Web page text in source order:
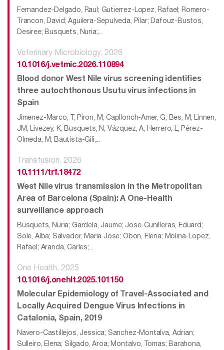
Fernandez-Delgado, Raul; Gutierrez-Lopez, Rafael; Romero-
Trancon, David; Aguilera-Sepulveda, Pilar; Dafouz-Bustos,
Desiree; Busquets, Nuria;...
Veterinary Microbiology. 2026
10.1016/j.vetmic.2026.110894
Blood donor West Nile virus screening identifies
three autochthonous Usutu virus infections in
Spain
Jimenez-Marco, T; Piron, M; Capllonch-Amer, G; Bes, M; Linnen,
JM; Livezey, K; Busquets, N; Vázquez, A; Herrero, L; Pérez-
Olmeda, M; Bautista-Gili,...
Transfusion. 2026
10.1111/trf.18472
West Nile virus transmission in the Metropolitan
Area of Barcelona (Spain): A One-Health
surveillance approach
Busquets, Nuria; Gardela, Jaume; Jose-Cunilleras, Eduard;
Sole, Alba; Salvador, Maria Jose; Obon, Elena; Molina-Lopez,
Rafael; Aranda, Carles;...
One Health. 2025
10.1016/j.onehlt.2025.101150
Molecular Epidemiology of Travel-Associated and
Locally Acquired Dengue Virus Infections in
Catalonia, Spain, 2019
Navero-Castillejos, Jessica; Sanchez-Montalva, Adrian;
Sulleiro, Elena; Silgado, Aroa; Montalvo, Tomas; Barahona,